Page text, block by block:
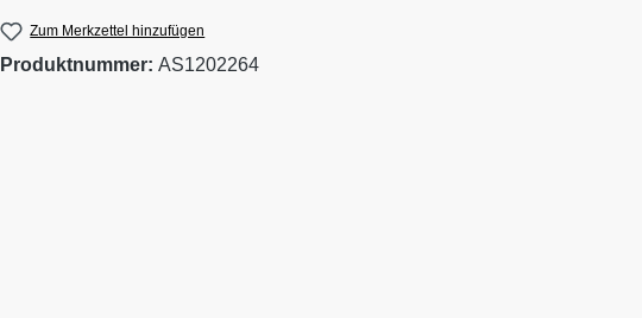
Zum Merkzettel hinzufügen
Produktnummer: AS1202264